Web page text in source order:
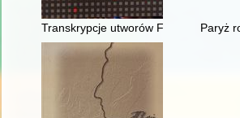
Transkrypcje utworów FryderykaParyż